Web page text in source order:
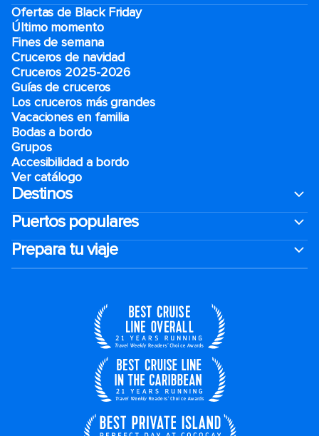
Ofertas de Black Friday
Último momento
Fines de semana
Cruceros de navidad
Cruceros 2025-2026
Guías de cruceros
Los cruceros más grandes
Vacaciones en familia
Bodas a bordo
Grupos
Accesibilidad a bordo
Ver catálogo
Destinos
Puertos populares
Prepara tu viaje